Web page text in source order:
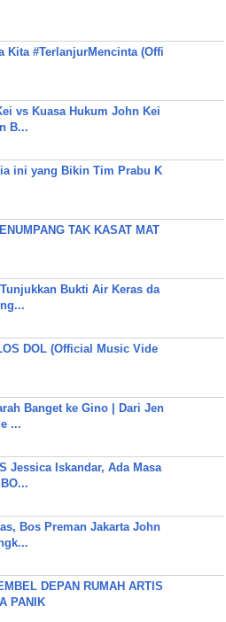
Kita #TerlanjurMencinta (Offi
vs Kuasa Hukum John Kei
B...
ini yang Bikin Tim Prabu K
TAK KASAT MAT
Bukti Air Keras da
DOL (Official Music Vide
Banget ke Gino | Dari Jen
...
Jessica Iskandar, Ada Masa
Bos Preman Jakarta John
DEPAN RUMAH ARTIS
PANIK